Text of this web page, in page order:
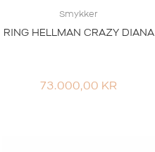
Smykker
RING HELLMAN CRAZY DIANA
73.000,00 KR